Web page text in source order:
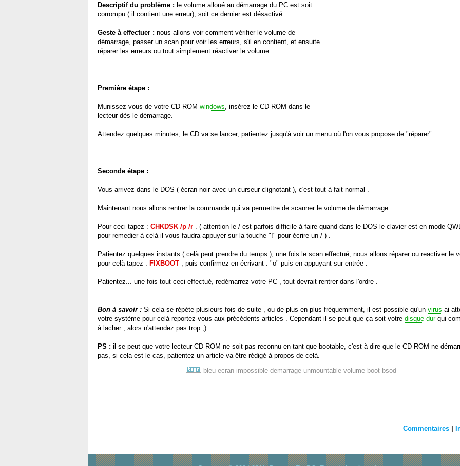
Descriptif du problème : le volume alloué au démarrage du PC est soit
corrompu ( il contient une erreur), soit ce dernier est désactivé .
Geste à effectuer : nous allons voir comment vérifier le volume de
démarrage, passer un scan pour voir les erreurs, s'il en contient, et ensuite
réparer les erreurs ou tout simplement réactiver le volume.
Première étape :
Munissez-vous de votre CD-ROM windows , insérez le CD-ROM dans le
lecteur dès le démarrage.
Attendez quelques minutes, le CD va se lancer, patientez jusqu'à voir un menu où l'on vous propose de "réparer" .
Seconde étape :
Vous arrivez dans le DOS ( écran noir avec un curseur clignotant ), c'est tout à fait normal .
Maintenant nous allons rentrer la commande qui va permettre de scanner le volume de démarrage.
Pour ceci tapez : CHKDSK /p /r. ( attention le / est parfois difficile à faire quand dans le DOS le clavier est en mode
pour remedier à celà il vous faudra appuyer sur la touche "!" pour écrire un / ) .
Patientez quelques instants ( celà peut prendre du temps ), une fois le scan effectué, nous allons réparer ou reactiver le
pour celà tapez : FIXBOOT, puis confirmez en écrivant : "o" puis en appuyant sur entrée .
Patientez... une fois tout ceci effectué, redémarrez votre PC , tout devrait rentrer dans l'ordre .
Bon à savoir :Si cela se répète plusieurs fois de suite , ou de plus en plus fréquemment, il est possible qu'un virus ai
votre système pour celà reportez-vous aux précédents articles . Cependant il se peut que ça soit votre disque durqui
à lacher , alors n'attendez pas trop ;) .
PS : il se peut que votre lecteur CD-ROM ne soit pas reconnu en tant que bootable, c'est à dire que le CD-ROM ne
pas, si cela est le cas, patientez un article va être rédigé à propos de celà.
bleu ecran impossible demarrage unmountable volume boot bsod
Commentaires |